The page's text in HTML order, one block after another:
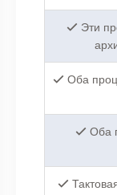
Эти
Оба
Оба